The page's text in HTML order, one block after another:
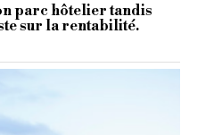
parc hôtelier tandis
sur la rentabilité.